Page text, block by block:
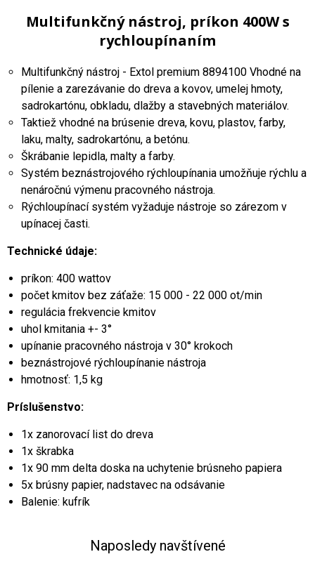
Multifunkčný nástroj, príkon 400W s
rychloupínaním
Multifunkčný nástroj - Extol premium 8894100 Vhodné na
pílenie a zarezávanie do dreva a kovov, umelej hmoty,
sadrokartónu, obkladu, dlažby a stavebných materiálov.
Taktiež vhodné na brúsenie dreva, kovu, plastov, farby,
laku, malty, sadrokartónu, a betónu.
Škrábanie lepidla, malty a farby.
Systém beznástrojového rýchloupínania umožňuje rýchlu a
nenáročnú výmenu pracovného nástroja.
Rýchloupínací systém vyžaduje nástroje so zárezom v
upínacej časti.
Technické údaje:
príkon: 400 wattov
počet kmitov bez záťaže: 15 000 - 22 000 ot/min
regulácia frekvencie kmitov
uhol kmitania +- 3°
upínanie pracovného nástroja v 30° krokoch
beznástrojové rýchloupínanie nástroja
hmotnosť: 1,5 kg
Príslušenstvo:
1x zanorovací list do dreva
1x škrabka
1x 90 mm delta doska na uchytenie brúsneho papiera
5x brúsny papier, nadstavec na odsávanie
Balenie: kufrík
Naposledy navštívené